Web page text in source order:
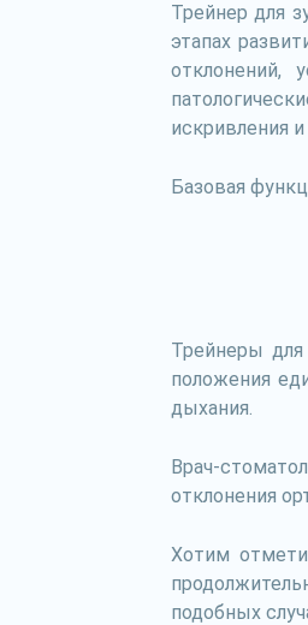
Трейнер для
этапах
отклонений,
искривления
Базовая
Трейнеры
положения
дыхания.
Врач-
отклонения
Хотим
подобных